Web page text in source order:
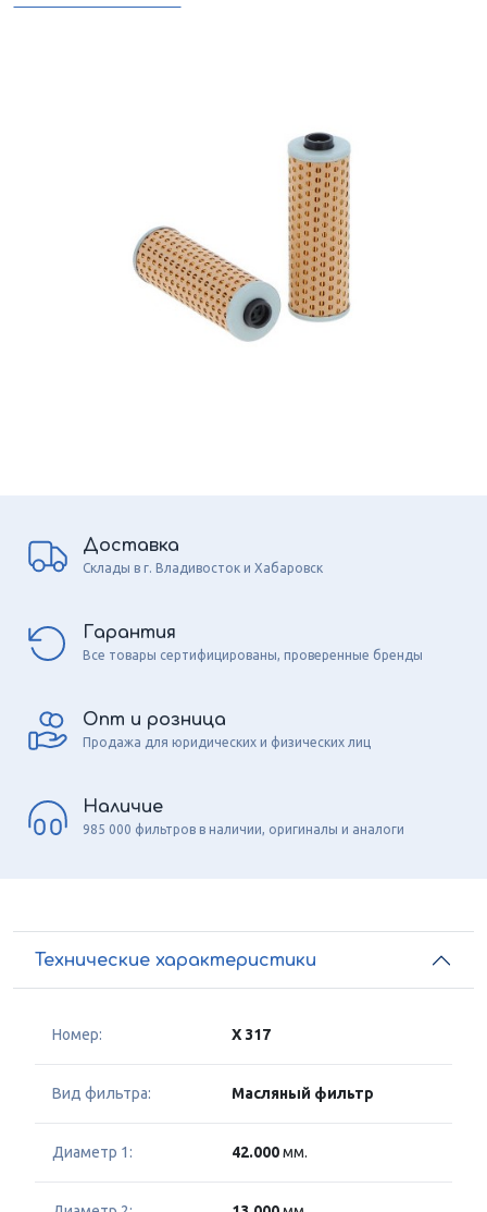
Доставка
Склады в г. Владивосток и Хабаровск
Гарантия
Все товары сертифицированы, проверенные бренды
Опт и розница
Продажа для юридических и физических лиц
Наличие
985 000 фильтров в наличии, оригиналы и аналоги
Технические характеристики
Номер: X 317
Вид фильтра: Масляный фильтр
Диаметр 1: 42.000мм.